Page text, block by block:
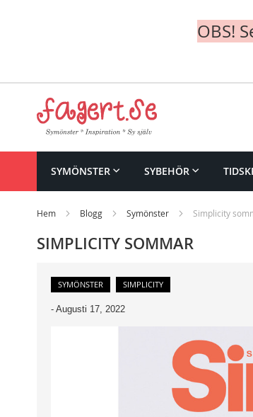
OBS!
Content
SYMÖNSTER SYBEHÖR
Hem Blogg Symönster Simplicity
SIMPLICITY SOMMAR
SYMÖNSTER SIMPLICITY
- Augusti 17, 2022